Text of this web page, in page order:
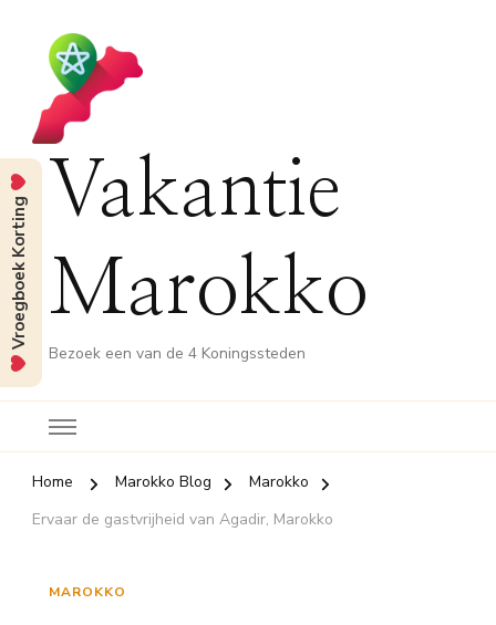
Vakantie
Marokko
Bezoek een van de 4 Koningssteden
Home Marokko Blog
Marokko
Ervaar de gastvrijheid van Agadir, Marokko
MAROKKO
Vroegboek Korting